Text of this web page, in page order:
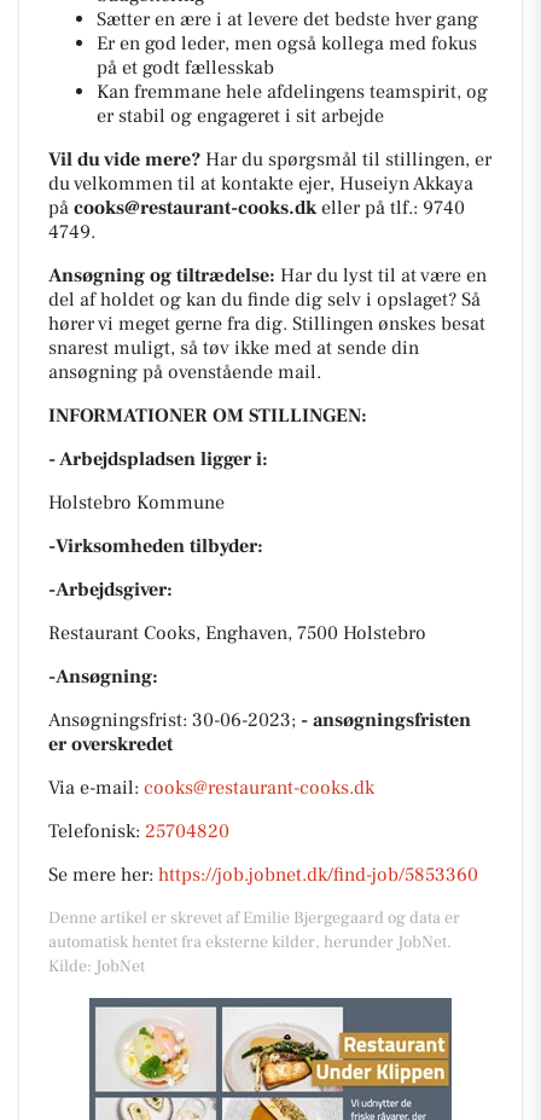
Sætter en ære i at levere det bedste hver gang
Er en god leder, men også kollega med fokus
på et godt fællesskab
Kan fremmane hele afdelingens teamspirit, og
er stabil og engageret i sit arbejde
Vil du vide mere? Har du spørgsmål til stillingen, er
du velkommen til at kontakte ejer, Huseiyn Akkaya
på cooks@restaurant-cooks.dkeller på tlf.: 9740
4749.
Ansøgning og tiltrædelse: Har du lyst til at være en
del af holdet og kan du finde dig selv i opslaget? Så
hører vi meget gerne fra dig. Stillingen ønskes besat
snarest muligt, så tøv ikke med at sende din
ansøgning på ovenstående mail.
INFORMATIONER OM STILLINGEN:
- Arbejdspladsen ligger i:
Holstebro Kommune
-Virksomheden tilbyder:
-Arbejdsgiver:
Restaurant Cooks, Enghaven, 7500 Holstebro
-Ansøgning:
Ansøgningsfrist: 30-06-2023; - ansøgningsfristen
er overskredet
Via e-mail: cooks@restaurant-cooks.dk
Telefonisk: 25704820
Se mere her: https://job.jobnet.dk/find-job/5853360
Denne artikel er skrevet af Emilie Bjergegaard og data er
automatisk hentet fra eksterne kilder, herunder JobNet.
Kilde: JobNet